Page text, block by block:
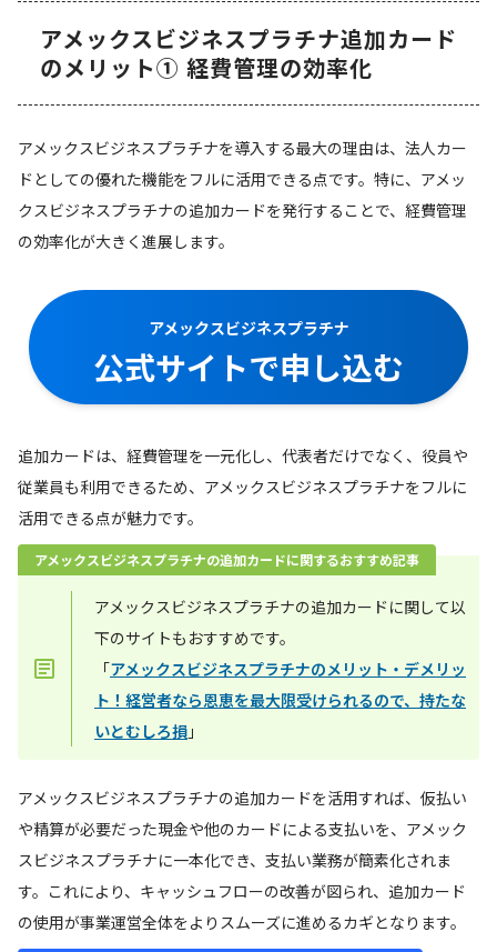
アメックスビジネスプラチナ追加カード
のメリット① 経費管理の効率化
アメックスビジネスプラチナを導入する最大の理由は、法人カー
ドとしての優れた機能をフルに活用できる点です。特に、アメッ
クスビジネスプラチナの追加カードを発行することで、経費管理
の効率化が大きく進展します。
アメックスビジネスプラチナ
公式サイトで申し込む
追加カードは、経費管理を一元化し、代表者だけでなく、役員や
従業員も利用できるため、アメックスビジネスプラチナをフルに
活用できる点が魅力です。
アメックスビジネスプラチナの追加カードに関するおすすめ記事
アメックスビジネスプラチナの追加カードに関して以
下のサイトもおすすめです。
「アメックスビジネスプラチナのメリット・デメリッ
ト！経営者なら恩恵を最大限受けられるので、持たな
いとむしろ損 」
アメックスビジネスプラチナの追加カードを活用すれば、仮払い
や精算が必要だった現金や他のカードによる支払いを、アメック
スビジネスプラチナに一本化でき、支払い業務が簡素化されま
す。これにより、キャッシュフローの改善が図られ、追加カード
の使用が事業運営全体をよりスムーズに進めるカギとなります。